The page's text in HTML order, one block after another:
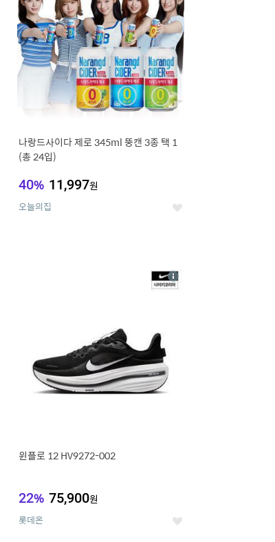
나랑드사이다 제로 345ml 뚱캔 3종 택 1
(총 24입)
40% 11,997원
오늘의집 좋
윈플로 12 HV9272-002
22% 75,900원
롯데온 좋
상
세